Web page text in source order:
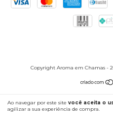
Ao navegar por este site você aceita o
agilizar a sua experiência de compra.
Copyright Aroma em Chamas -